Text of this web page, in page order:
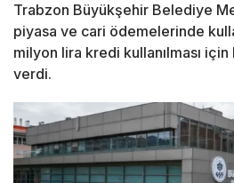
Trabzon Büyükşehir Belediye
piyasa ve cari ödemelerinde
milyon lira kredi kullanılması
verdi.